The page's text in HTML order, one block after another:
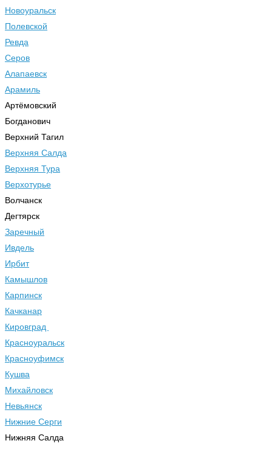
Новоуральск
Полевской
Ревда
Серов
Алапаевск
Арамиль
Артёмовский
Богданович
Верхний Тагил
Верхняя Салда
Верхняя Тура
Верхотурье
Волчанск
Дегтярск
Заречный
Ивдель
Ирбит
Камышлов
Карпинск
Качканар
Кировград
Красноуральск
Красноуфимск
Кушва
Михайловск
Невьянск
Нижние Серги
Нижняя Салда